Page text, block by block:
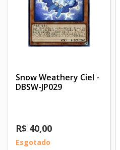
Snow Weathery Ciel -
DBSW-JP029
R$ 40,00
Esgotado